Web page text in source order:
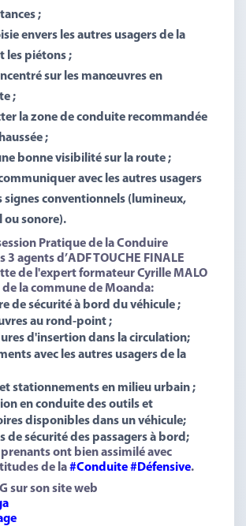
;
envers les autres usagers de la
les piétons ;
sur les manœuvres en
;
la zone de conduite recommandée
;
bonne visibilité sur la route ;
avec les autres usagers
signes conventionnels (lumineux,
ou sonore).
Pratique de la Conduire
3 agents d’ADF TOUCHE FINALE
de l'expert formateur Cyrille MALO
de la commune de Moanda:
de sécurité à bord du véhicule ;
au rond-point ;
d'insertion dans la circulation;
avec les autres usagers de la
stationnements en milieu urbain ;
en conduite des outils et
disponibles dans un véhicule;
de sécurité des passagers à bord;
ont bien assimilé avec
de la#Conduite#Défensive.
sur son site web